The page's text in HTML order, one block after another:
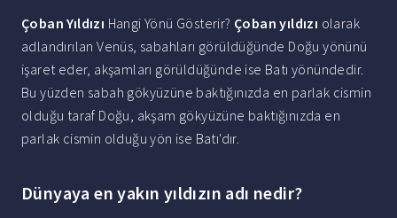
Çoban Yıldızı Hangi Yönü Gösterir? Çoban yıldızı olarak
adlandırılan Venüs, sabahları görüldüğünde Doğu yönünü
işaret eder, akşamları görüldüğünde ise Batı yönündedir.
Bu yüzden sabah gökyüzüne baktığınızda en parlak cismin
olduğu taraf Doğu, akşam gökyüzüne baktığınızda en
parlak cismin olduğu yön ise Batı'dır.
Dünyaya en yakın yıldızın adı nedir?